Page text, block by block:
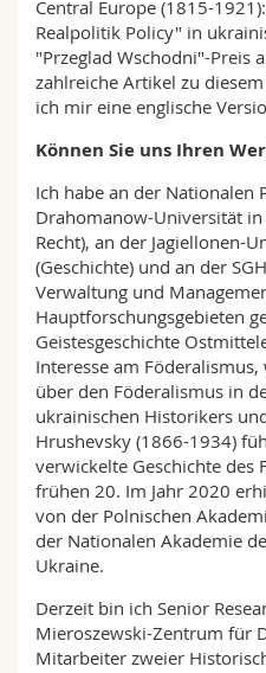
Central Europe (1815-
Realpolitik Policy" in
"Przeglad Wschodni"-Preis
zahlreiche Artikel zu
ich mir eine englische
Können Sie uns Ihren
Ich habe an der Nationalen
Drahomanow-Universität in
Recht), an der Jagiellonen-
(Geschichte) und an der
Verwaltung und
Hauptforschungsgebieten
Geistesgeschichte
Interesse am
über den Föderalismus in
ukrainischen Historikers
Hrushevsky (1866-1934)
verwickelte Geschichte des
frühen 20. Im Jahr 2020
von der Polnischen
der Nationalen Akademie
Ukraine.
Derzeit bin ich Senior
Mieroszewski-Zentrum für
Mitarbeiter zweier